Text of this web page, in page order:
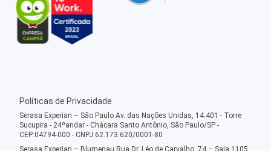
Políticas de Privacidade
Serasa Experian – São Paulo Av. das Nações Unidas, 14.401 - Torre
Sucupira - 24ºandar - Chácara Santo Antônio, São Paulo/SP -
CEP:04794-000 - CNPJ 62.173.620/0001-80
Serasa Experian – Blumenau Rua Dr. Léo de Carvalho, 74 – Sala 1105